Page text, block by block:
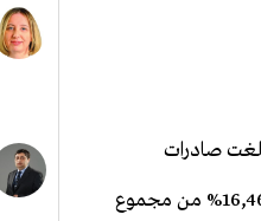
من العام الحالي إلى 14 منطقة حرة و157 دولة. وبلغت صادرات
السيارات إلى ألمانيا في النصف الأول من العام 1,9 مليار دولار، وبهذا تكون ألمانيا قد احتلت الصدارة بنسبة 16,46% من مجموع